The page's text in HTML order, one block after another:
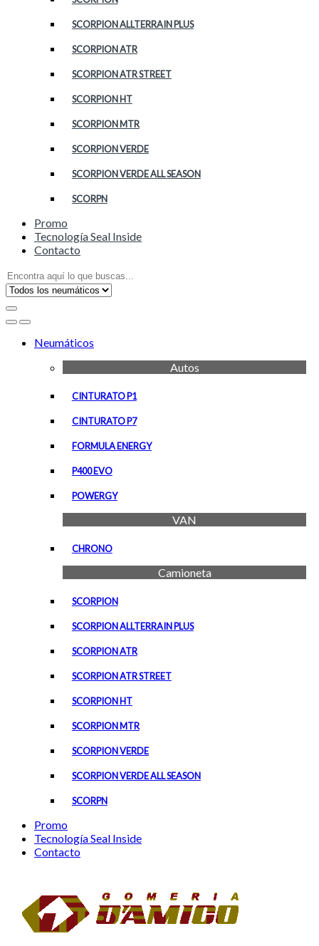
SCORPION ALLTERRAIN PLUS
SCORPION ATR
SCORPION ATR STREET
SCORPION HT
SCORPION MTR
SCORPION VERDE
SCORPION VERDE ALL SEASON
SCORPN
Promo
Tecnología Seal Inside
Contacto
Search
for:
OpenClose
Neumáticos
Autos
CINTURATO P1
CINTURATO P7
FORMULA ENERGY
P400 EVO
POWERGY
VAN
CHRONO
Camioneta
SCORPION
SCORPION ALLTERRAIN PLUS
SCORPION ATR
SCORPION ATR STREET
SCORPION HT
SCORPION MTR
SCORPION VERDE
SCORPION VERDE ALL SEASON
SCORPN
Promo
Tecnología Seal Inside
Contacto